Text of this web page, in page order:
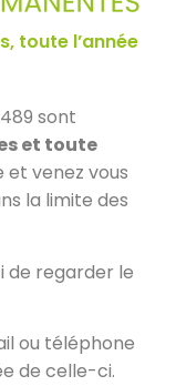
toute l’année
sont
et toute
venez vous
la limite des
de regarder le
ou téléphone
de celle-ci.